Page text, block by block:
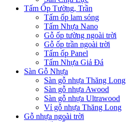
Tấm Ốp Tường, Trần
Tấm ốp lam sóng
Tấm Nhựa Nano
Gỗ ốp tường ngoài trời
Gỗ ốp trần ngoài trời
Tấm ốp Panel
Tấm Nhựa Giả Đá
Sàn Gỗ Nhựa
Sàn gỗ nhựa Thăng Long
Sàn gỗ nhựa Awood
Sàn gỗ nhựa Ultrawood
Vỉ gỗ nhựa Thăng Long
Gỗ nhựa ngoài trời